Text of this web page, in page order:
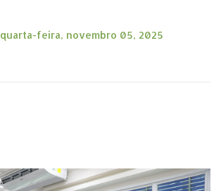
quarta-feira, novembro 05, 2025